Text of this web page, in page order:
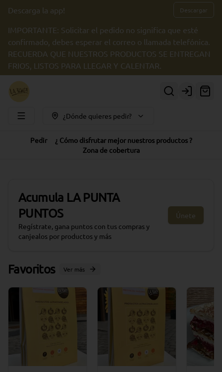
Descarga la app! Descargar
IMPORTANTE: Solicitar el pedido no significa que esté
confirmado, debes esperar el correo o llamada telefónica.
RECUERDA QUE NUESTROS PRODUCTOS SE ENTREGAN
FRIOS, LISTOS PARA LLEGAR Y CALENTAR.
Login
¿Dónde quieres pedir?
Pedir
¿ Cómo disfrutar mejor nuestros productos ?
Zona de cobertura
Acumula LA PUNTA
PUNTOS
Regístrate, gana puntos con tus compras y
canjealos por productos y más
Únete
Favoritos Ver más